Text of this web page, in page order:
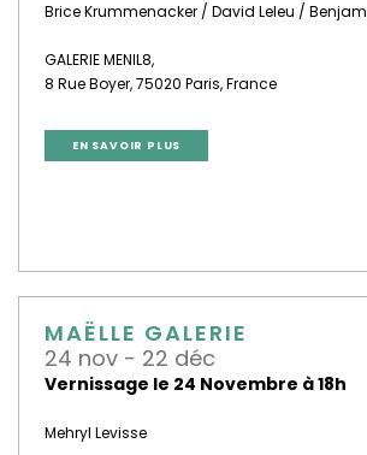
Brice Krummenacker / David Leleu /
GALERIE MENIL8,
8 Rue Boyer, 75020 Paris, France
EN SAVOIR PLUS
MAËLLE GALERIE
24 nov - 22 déc
Vernissage le 24 Novembre à 18h
Mehryl Levisse